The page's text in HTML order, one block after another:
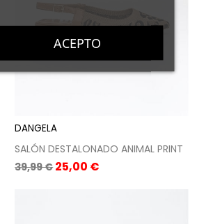
DANGELA
SALÓN DESTALONADO ANIMAL PRINT
Precio
39,99 €Precio
25,00 €
ACEPTO